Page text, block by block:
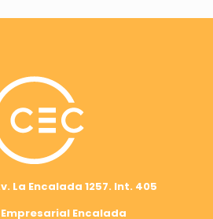
1257. Int. 405
Encalada